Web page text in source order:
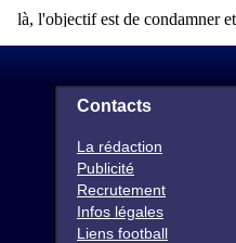
Contacts
La rédaction
Publicité
Recrutement
Infos légales
Liens football